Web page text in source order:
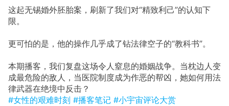
这起无锡婚外胚胎案，刷新了我们对“精致利己”的认知下
限。
更可怕的是，他的操作几乎成了钻法律空子的“教科书”。
本期播客，我们复盘这场令人窒息的婚姻战争。当枕边人变
成最危险的敌人，当医院制度成为作恶的帮凶，她如何用法
律武器在绝境中反击？
#女性的艰难时刻 #播客笔记 #小宇宙评论大赏